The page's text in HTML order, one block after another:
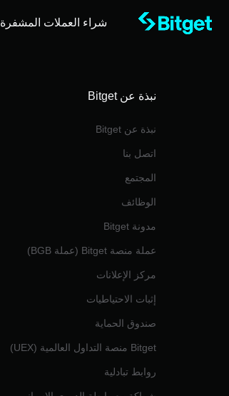
شراء العملات المشفرة
نبذة عن Bitget
نبذة عن Bitget
اتصل بنا
المجتمع
الوظائف
مدونة Bitget
عملة منصة Bitget (عملة BGB)
مركز الإعلانات
إثبات الاحتياطيات
صندوق الحماية
Bitget منصة التداول العالمية (UEX)
روابط تبادلية